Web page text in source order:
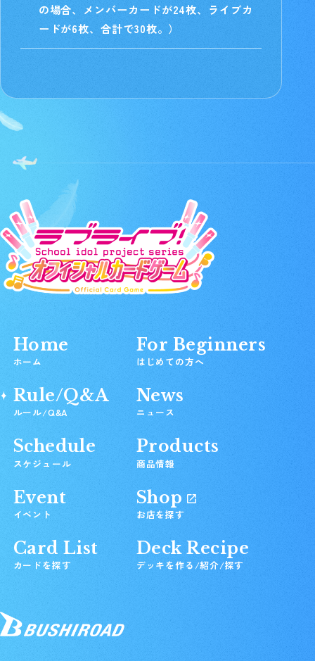
の場合、メンバーカードが24枚、ライブカ
ードが6枚、合計で30枚。）
Home
ホーム
For Beginners
はじめての方へ
Rule/Q&A
ルール/Q&A
News
ニュース
Schedule
スケジュール
Products
商品情報
Event
イベント
Shop
お店を探す
Card List
カードを探す
Deck Recipe
デッキを作る/紹介/探す